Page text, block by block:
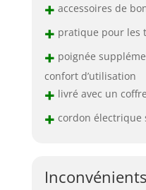
+ accessoires de
+ pratique pour les
+ poignée
confort d’utilisation
+ livré avec un
+ cordon électrique
Inconvénients